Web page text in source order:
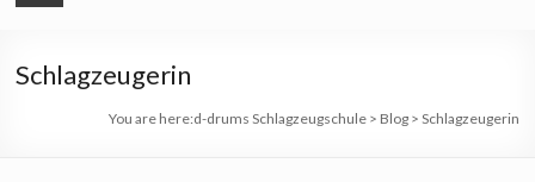
Schlagzeugerin
You are here:d-drums Schlagzeugschule> Blog> Schlagzeugerin